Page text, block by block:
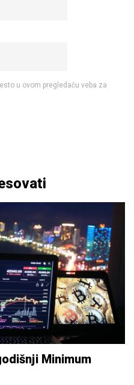
u ovom pregledaču veba za
Minimum